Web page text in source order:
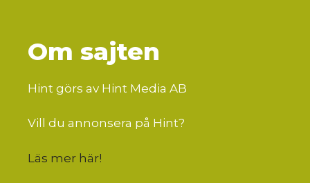
Om sajten
Hint görs av Hint Media AB
Vill du annonsera på Hint?
Läs mer här!